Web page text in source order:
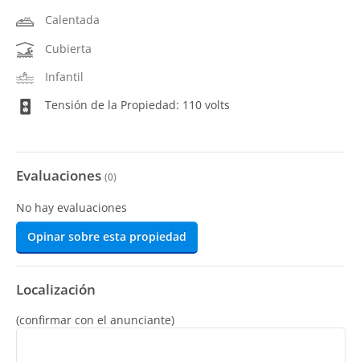
Calentada
Cubierta
Infantil
Tensión de la Propiedad: 110 volts
Evaluaciones (0)
No hay evaluaciones
Opinar sobre esta propiedad
Localización
(confirmar con el anunciante)